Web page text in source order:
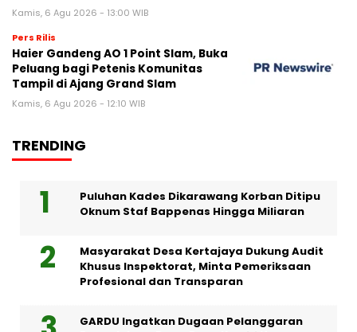
Kamis, 6 Agu 2026 - 13:00 WIB
Pers Rilis
Haier Gandeng AO 1 Point Slam, Buka
Peluang bagi Petenis Komunitas
Tampil di Ajang Grand Slam
Kamis, 6 Agu 2026 - 12:10 WIB
TRENDING
Puluhan Kades Dikarawang Korban Ditipu
Oknum Staf Bappenas Hingga Miliaran
Masyarakat Desa Kertajaya Dukung Audit
Khusus Inspektorat, Minta Pemeriksaan
Profesional dan Transparan
GARDU Ingatkan Dugaan Pelanggaran